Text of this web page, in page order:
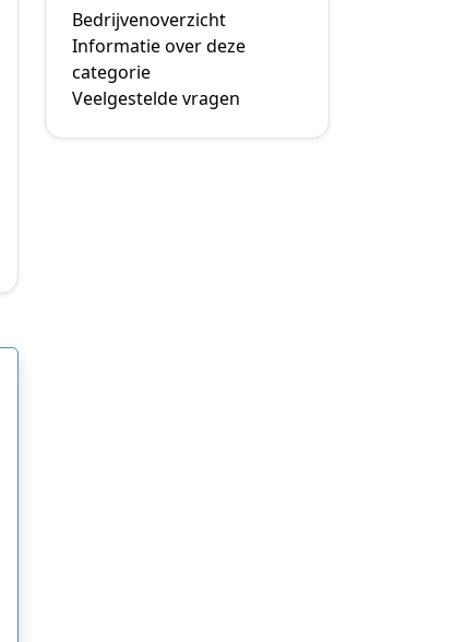
Bedrijvenoverzicht
Informatie over deze
categorie
Veelgestelde vragen